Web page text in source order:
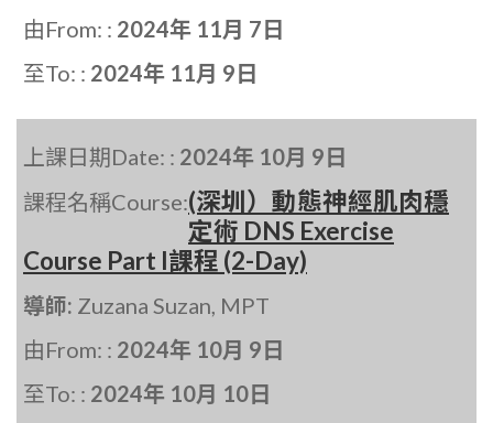
由From: : 2024年 11月 7日
至To: : 2024年 11月 9日
上課日期Date: : 2024年 10月 9日
課程名稱Course:(深圳）動態神經肌肉穩
定術 DNS Exercise
Course Part I課程 (2-Day)
導師: Zuzana Suzan, MPT
由From: : 2024年 10月 9日
至To: : 2024年 10月 10日